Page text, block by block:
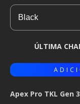
ÚLTIMA
Apex Pro TKL Gen 3